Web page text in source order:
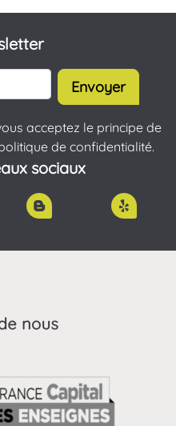
Envoyer
acceptez le principe de
de confidentialité.
sociaux